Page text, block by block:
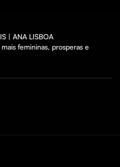
| ANA LISBOA
femininas, prosperas e